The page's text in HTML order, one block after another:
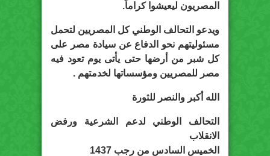
المصريون ليعيشوا كراماً.
ويدعو التحالف الوطني كل المصريين لتحمل
مسئوليتهم نحو الدفاع عن سيادة مصر على
كل شبر من أرضها حتى يأتى يوم تعود فيه
مصر للمصريين ومؤسساتها لخدمتهم .
الله أكبر والنصر للثورة
التحالف الوطني لدعم الشرعية ورفض
الانقلاب
الخميس السادس من رجب 1437